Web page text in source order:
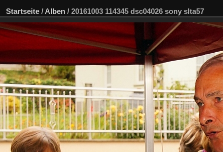
Startseite / Alben / 20161003 114345 dsc04026 sony slta57